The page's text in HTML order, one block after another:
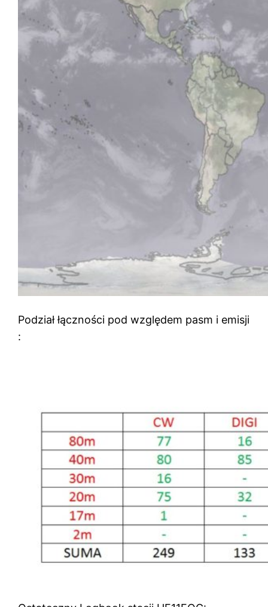
Podział łączności pod względem pasm i emisji
: